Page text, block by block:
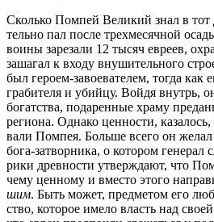
Сколь­ко Пом­пей Вели­кий знал в тот
тель­но пал после трех­ме­сяч­ной
вои­ны заре­за­ли 12 тысяч евре­ев,
заша­гал к вхо­ду вну­ши­тель­но­го
был геро­ем-заво­е­ва­те­лем, тогда
гра­би­те­ля и убий­цу. Вой­дя внутрь,
богат­ства, пода­рен­ные хра­му
реги­о­на. Одна­ко цен­но­сти,
ва­ли Пом­пея. Боль­ше все­го он желал
бога-затвор­ни­ка, о кото­ром
ри­ки древ­но­сти утвер­жда­ют, что
чему цен­но­му и вме­сто это­го
шим. Быть может, пред­ме­том его
ство, кото­рое име­ло власть над